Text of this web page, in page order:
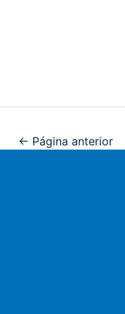
← Página anterior